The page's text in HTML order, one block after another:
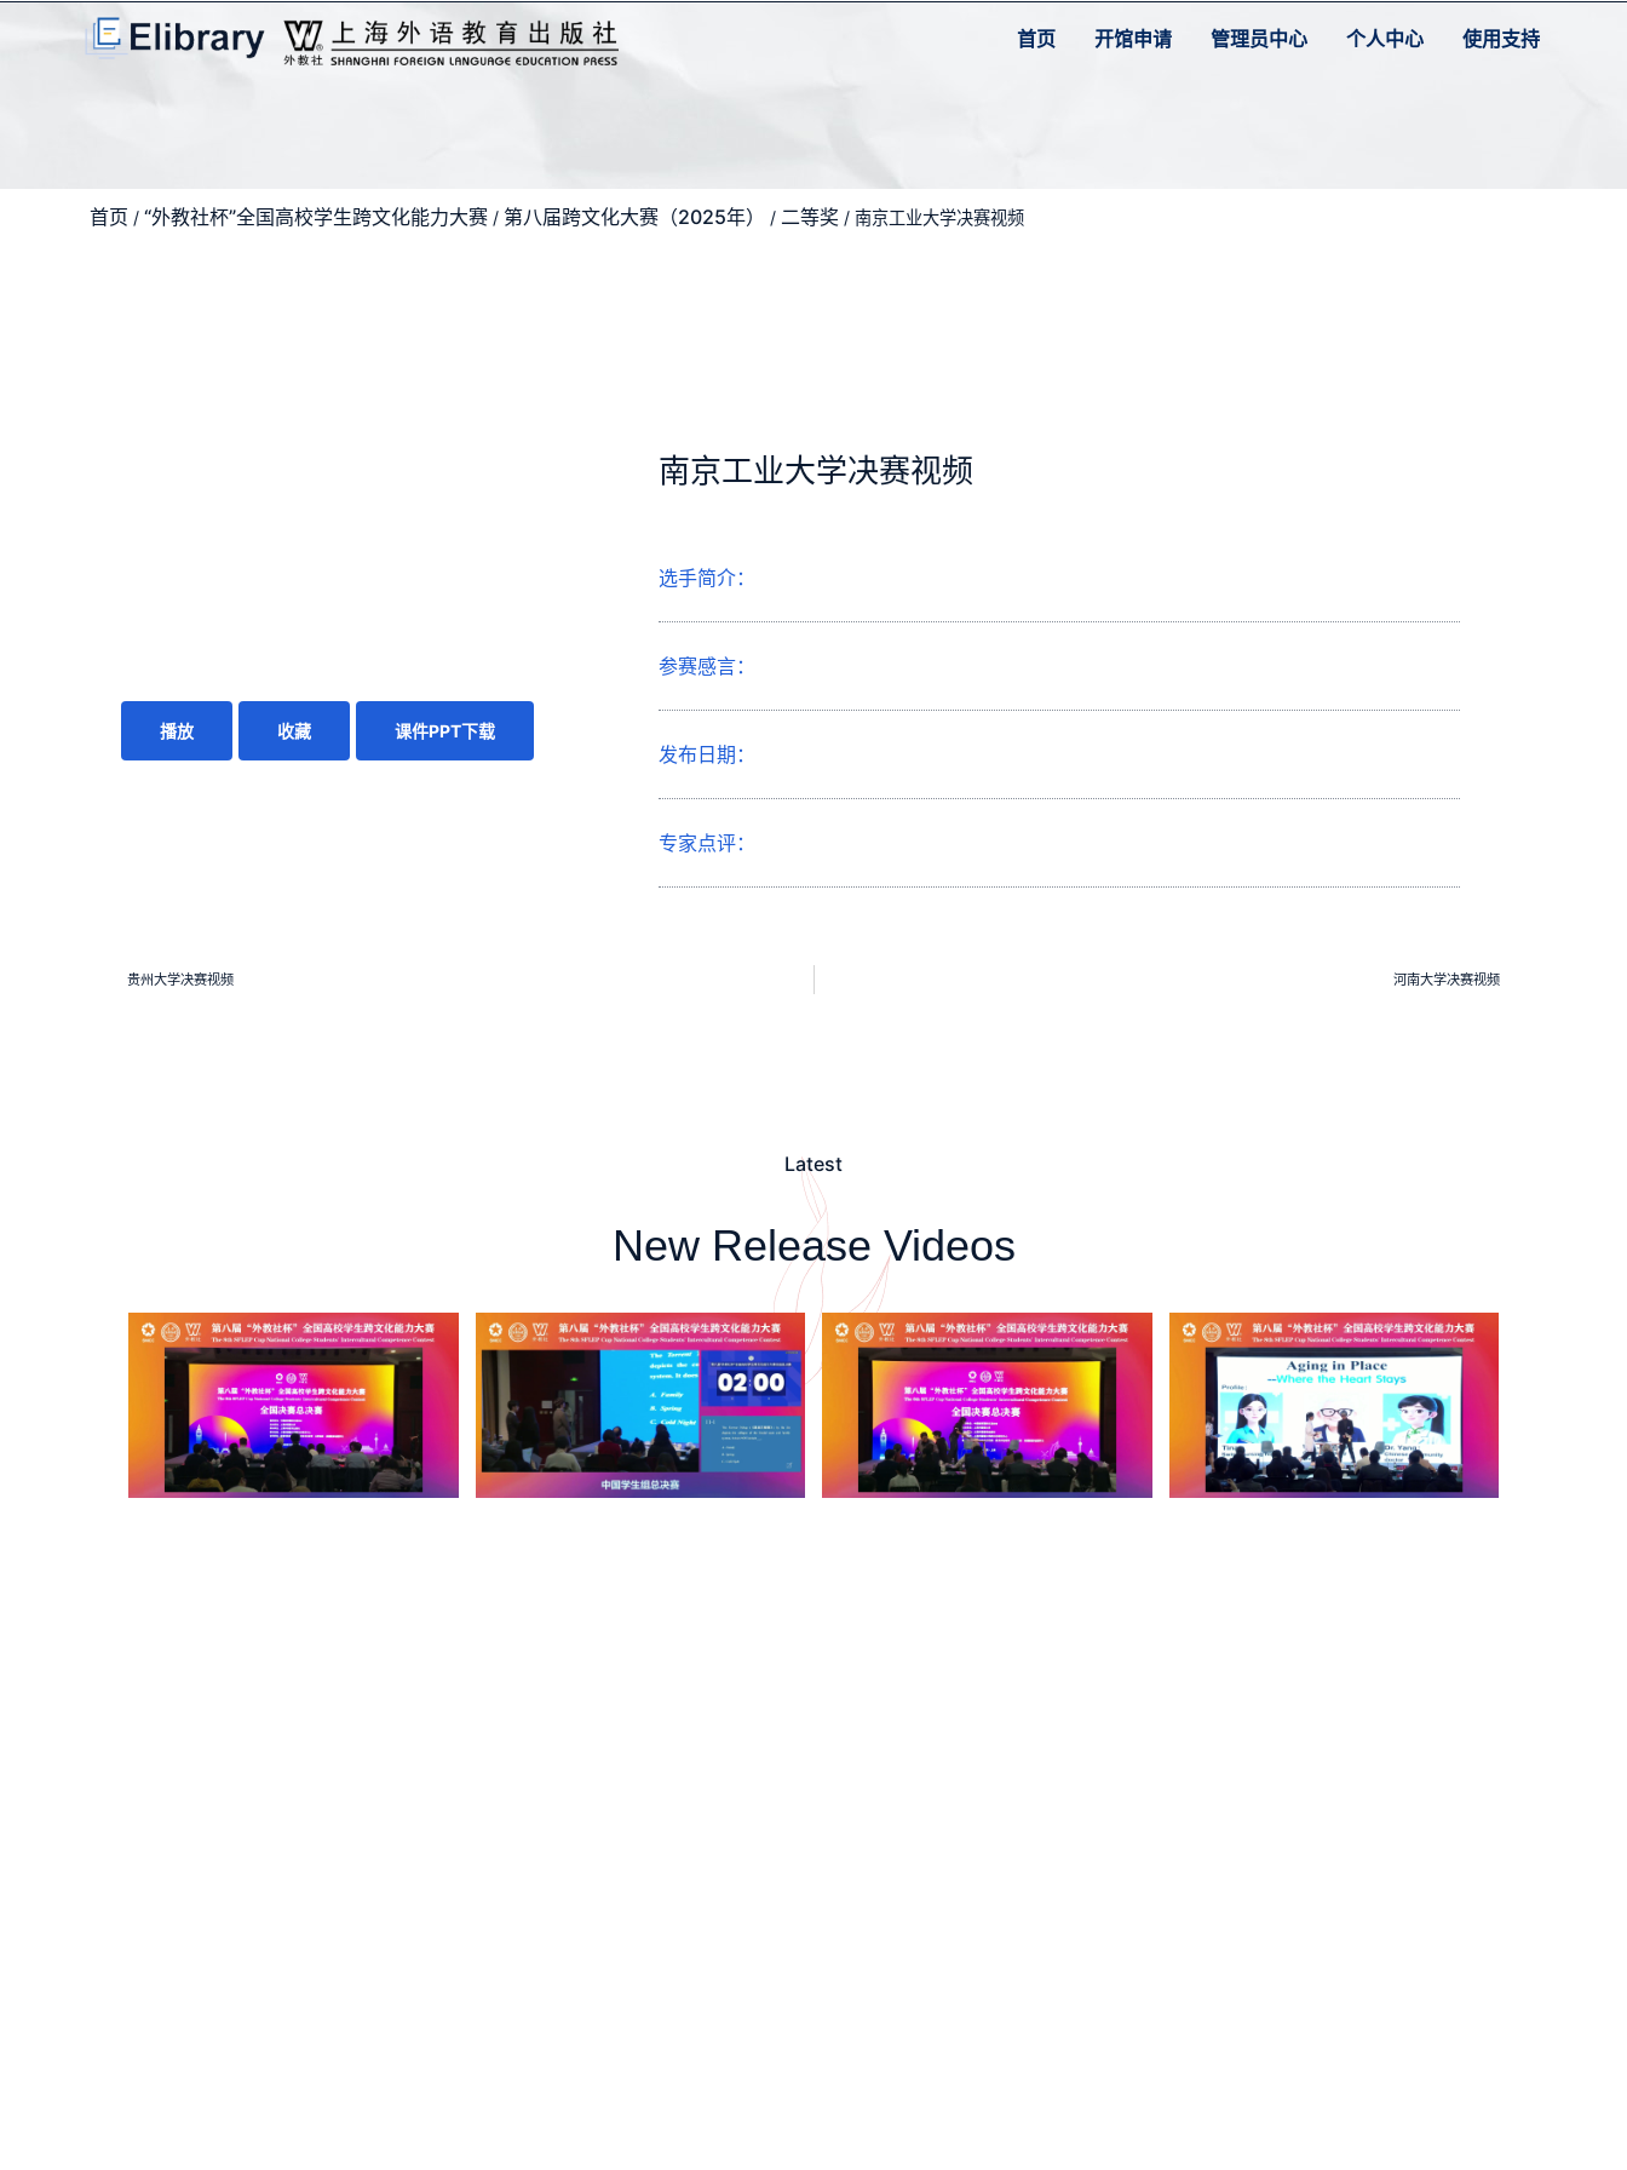
首页 开馆申请 管理员中心 个人中心 使用支持
首页 / “外教社杯”全国高校学生跨文化能力大赛 / 第八届跨文化大赛（2025年） / 二等奖 / 南京工业大学决赛视频
播放 收藏 课件PPT下载
南京工业大学决赛视频
选手简介：
参赛感言：
发布日期：
专家点评：
贵州大学决赛视频 河南大学决赛视频
Latest
New Release Videos